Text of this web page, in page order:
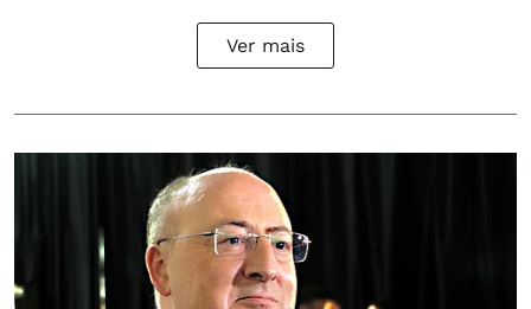
Ver mais